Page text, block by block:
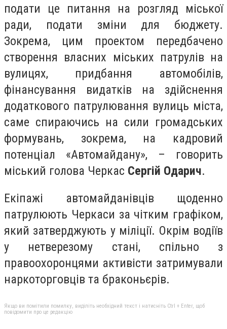
подати це питання на розгляд міської
ради, подати зміни для бюджету.
Зокрема, цим проектом передбачено
створення власних міських патрулів на
вулицях, придбання автомобілів,
фінансування видатків на здійснення
додаткового патрулювання вулиць міста,
саме спираючись на сили громадських
формувань, зокрема, на кадровий
потенціал «Автомайдану», – говорить
міський голова Черкас Сергій Одарич.
Екіпажі автомайданівців щоденно
патрулюють Черкаси за чітким графіком,
який затверджують у міліції. Окрім водіїв
у нетверезому стані, спільно з
правоохоронцями активісти затримували
наркоторговців та браконьєрів.
Якщо ви помітили помилку, виділіть необхідний текст і натисніть Ctrl + Enter, щоб
повідомити про це редакцію